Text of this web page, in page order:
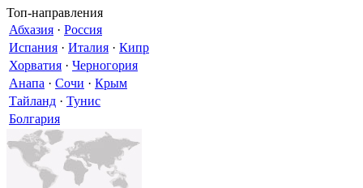
Топ-направления
Абхазия · Россия
Испания · Италия · Кипр
Хорватия · Черногория
Анапа · Сочи · Крым
Тайланд · Тунис
Болгария